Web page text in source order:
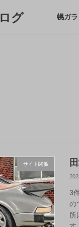
グ 幌ガ
サイト関係
3
の